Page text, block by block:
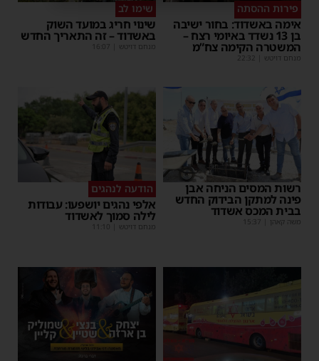
פירות ההסתה
אימה באשדוד: בחור ישיבה
בן 13 נשדד באיומי רצח –
המשטרה הקימה צח”מ
מנחם דויטש 22:32
שימו לב
שינוי חריג במועד השוק
באשדוד – זה התאריך החדש
מנחם דויטש 16:07
רשות המסים הניחה אבן
פינה למתקן הבידוק החדש
בבית המכס אשדוד
משה קאהן 15:37
הודעה לנהגים
אלפי נהגים יושפעו: עבודות
לילה סמוך לאשדוד
מנחם דויטש 11:10